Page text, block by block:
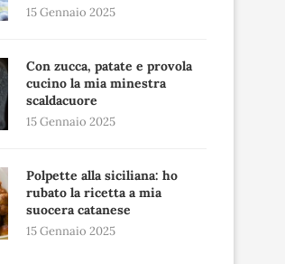
15 Gennaio 2025
Con zucca, patate e provola
cucino la mia minestra
scaldacuore
15 Gennaio 2025
Polpette alla siciliana: ho
rubato la ricetta a mia
suocera catanese
15 Gennaio 2025